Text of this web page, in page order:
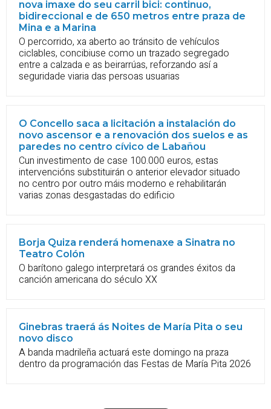
nova imaxe do seu carril bici: continuo,
bidireccional e de 650 metros entre praza de
Mina e a Marina
O percorrido, xa aberto ao tránsito de vehículos
ciclables, concibiuse como un trazado segregado
entre a calzada e as beirarrúas, reforzando así a
seguridade viaria das persoas usuarias
O Concello saca a licitación a instalación do
novo ascensor e a renovación dos suelos e as
paredes no centro cívico de Labañou
Cun investimento de case 100.000 euros, estas
intervencións substituirán o anterior elevador situado
no centro por outro máis moderno e rehabilitarán
varias zonas desgastadas do edificio
Borja Quiza renderá homenaxe a Sinatra no
Teatro Colón
O barítono galego interpretará os grandes éxitos da
canción americana do século XX
Ginebras traerá ás Noites de María Pita o seu
novo disco
A banda madrileña actuará este domingo na praza
dentro da programación das Festas de María Pita 2026